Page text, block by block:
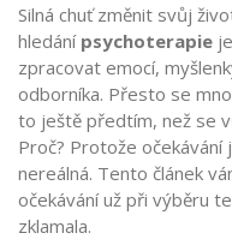
Silná chuť změnit svůj
hledání psychoterapie je
zpracovat emocí,
odborníka. Přesto se
to ještě předtím, než se
Proč? Protože očekávání
nereálná. Tento článek
očekávání už při výběru
zklamala.